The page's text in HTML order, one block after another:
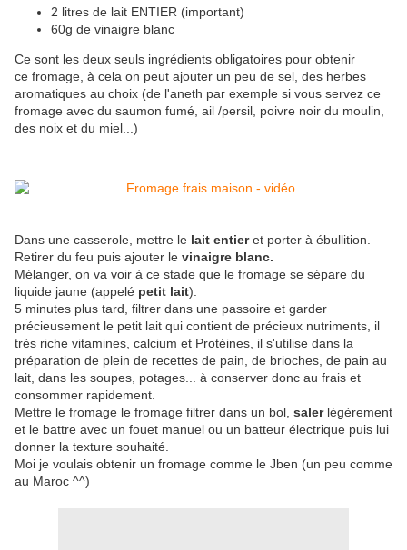
2 litres de lait ENTIER (important)
60g de vinaigre blanc
Ce sont les deux seuls ingrédients obligatoires pour obtenir
ce fromage, à cela on peut ajouter un peu de sel, des herbes
aromatiques au choix (de l'aneth par exemple si vous servez ce
fromage avec du saumon fumé, ail /persil, poivre noir du moulin,
des noix et du miel...)
Dans une casserole, mettre le lait entieret porter à ébullition.
Retirer du feu puis ajouter le vinaigre blanc.
Mélanger, on va voir à ce stade que le fromage se sépare du
liquide jaune (appelé petit lait).
5 minutes plus tard, filtrer dans une passoire et garder
précieusement le petit lait qui contient de précieux nutriments, il
très riche vitamines, calcium et Protéines, il s'utilise dans la
préparation de plein de recettes de pain, de brioches, de pain au
lait, dans les soupes, potages... à conserver donc au frais et
consommer rapidement.
Mettre le fromage le fromage filtrer dans un bol, saler légèrement
et le battre avec un fouet manuel ou un batteur électrique puis lui
donner la texture souhaité.
Moi je voulais obtenir un fromage comme le Jben (un peu comme
au Maroc ^^)